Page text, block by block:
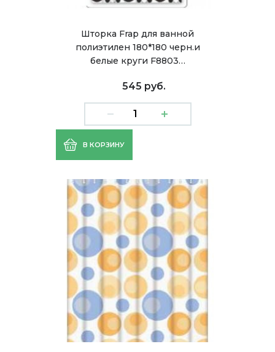
Шторка Frap для ванной
полиэтилен 180*180 черн.и
белые круги F8803…
545 руб.
В КОРЗИНУ